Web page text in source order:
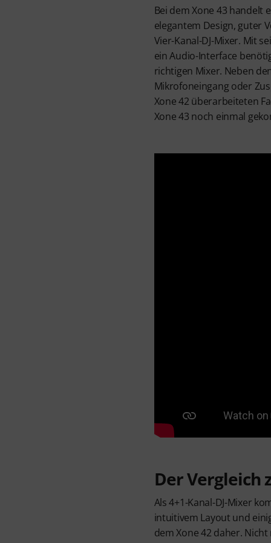
Bei dem Xone 43 handelt
elegantem Design, guter
Vier-Kanal-DJ-Mixer. Mit
ein Audio-Interface
richtigen Mixer. Neben
Mikrofoneingang oder
Xone 42 überarbeiteten
Xone 43 noch einmal
Der Vergleich
Als 4+1-Kanal-DJ-Mixer
intuitivem Layout und
dem Xone 42 daher.